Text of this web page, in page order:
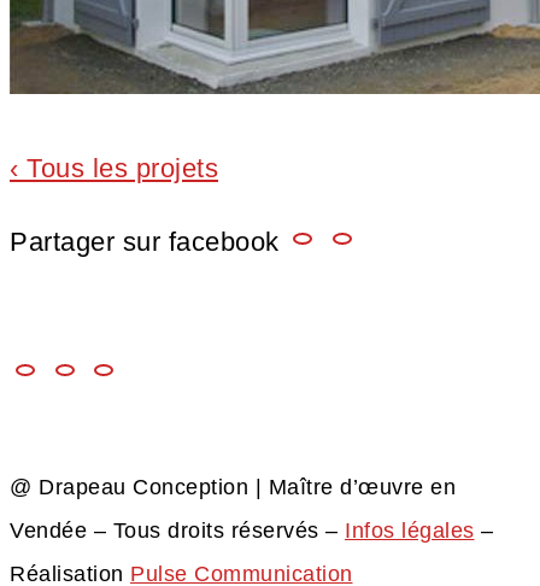
‹ Tous les projets
Partager sur facebook
@ Drapeau Conception | Maître d’œuvre en
Vendée – Tous droits réservés – Infos légales –
Réalisation Pulse Communication